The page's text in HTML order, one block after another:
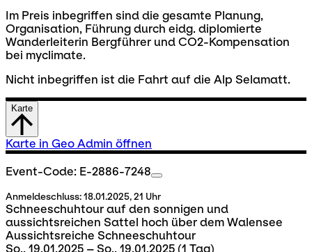
Im Preis inbegriffen sind die gesamte Planung,
Organisation, Führung durch eidg. diplomierte
Wanderleiterin Bergführer und CO2-Kompensation
bei myclimate.
Nicht inbegriffen ist die Fahrt auf die Alp Selamatt.
Karte
Karte in Geo Admin öffnen
Event-Code: E-2886-7248
Anmeldeschluss:18.01.2025, 21 Uhr
Schneeschuhtour auf den sonnigen und
aussichtsreichen Sattel hoch über dem Walensee
Aussichtsreiche Schneeschuhtour
So., 19.01.2025 – So., 19.01.2025 (1 Tag)